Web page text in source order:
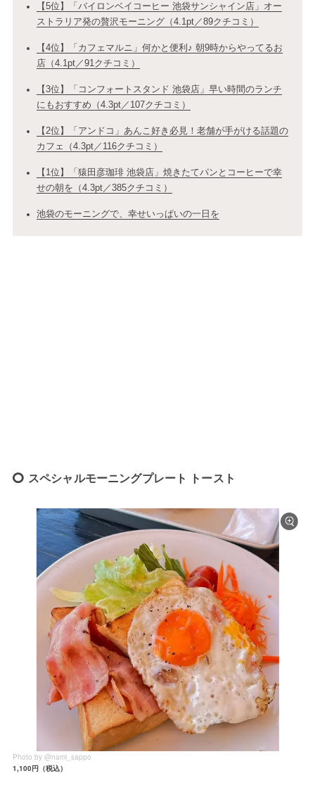
【5位】「バイロンベイコーヒー 池袋サンシャイン店」オー
ストラリア発の贅沢モーニング（4.1pt／89クチコミ）
【4位】「カフェマルニ」何かと便利♪ 朝9時からやってるお
店（4.1pt／91クチコミ）
【3位】「コンフォートスタンド 池袋店」早い時間のランチ
にもおすすめ（4.3pt／107クチコミ）
【2位】「アンドコ」あんこ好き必見！老舗が手がける話題の
カフェ（4.3pt／116クチコミ）
【1位】「猿田彦珈琲 池袋店」焼きたてパンとコーヒーで幸
せの朝を（4.3pt／385クチコミ）
池袋のモーニングで、幸せいっぱいの一日を
スペシャルモーニングプレート トースト
Photo by @nami_sappo
1,100円（税込）